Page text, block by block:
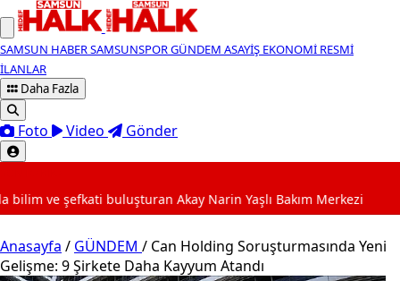
SAMSUN HABERSAMSUNSPORGÜNDEM ASAYİŞ EKONOMİ RESMİ
İLANLAR
Daha Fazla
Foto Video Gönder
Akay Narin Yaşlı Bakım Merkezi 15:45
Anasayfa / GÜNDEM / Can Holding Soruşturmasında Yeni
Gelişme: 9 Şirkete Daha Kayyum Atandı